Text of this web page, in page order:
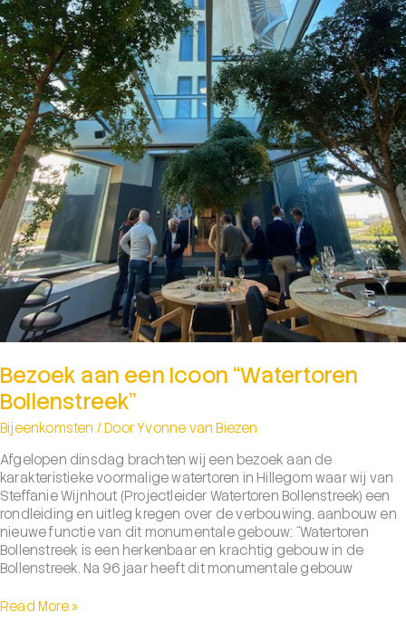
Bezoek aan een Icoon “Watertoren
Bollenstreek”
Bijeenkomsten / DoorYvonne van Biezen
Afgelopen dinsdag brachten wij een bezoek aan de
karakteristieke voormalige watertoren in Hillegom waar wij van
Steffanie Wijnhout (Projectleider Watertoren Bollenstreek) een
rondleiding en uitleg kregen over de verbouwing, aanbouw en
nieuwe functie van dit monumentale gebouw: “Watertoren
Bollenstreek is een herkenbaar en krachtig gebouw in de
Bollenstreek. Na 96 jaar heeft dit monumentale gebouw
Bezoek
Read More »